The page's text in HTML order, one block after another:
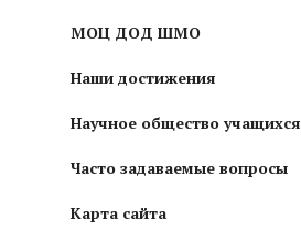
МОЦ ДОД ШМО
Наши достижения
Научное общество учащихся
Часто задаваемые вопросы
Карта сайта